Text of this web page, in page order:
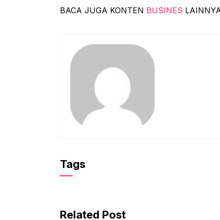
BACA JUGA KONTEN BUSINES
Tags
Related Post